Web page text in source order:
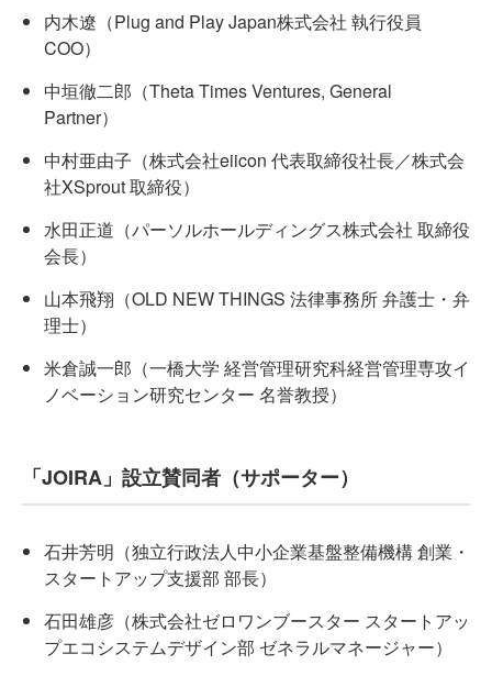
内木遼（Plug and Play Japan株式会社 執行役員
COO）
中垣徹二郎（Theta Times Ventures, General
Partner）
中村亜由子（株式会社eiicon 代表取締役社長／株式会
社XSprout 取締役）
水田正道（パーソルホールディングス株式会社 取締役
会長）
山本飛翔（OLD NEW THINGS 法律事務所 弁護士・弁
理士）
米倉誠一郎（一橋大学 経営管理研究科経営管理専攻イ
ノベーション研究センター 名誉教授）
「JOIRA」設立賛同者（サポーター）
石井芳明（独立行政法人中小企業基盤整備機構 創業・
スタートアップ支援部 部長）
石田雄彦（株式会社ゼロワンブースター スタートアッ
プエコシステムデザイン部 ゼネラルマネージャー）